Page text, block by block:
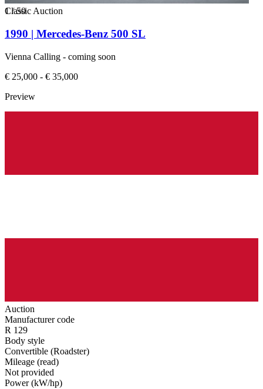
1/50
Classic Auction
1990 | Mercedes-Benz 500 SL
Vienna Calling - coming soon
€ 25,000 - € 35,000
Preview
Auction
Manufacturer code
R 129
Body style
Convertible (Roadster)
Mileage (read)
Not provided
Power (kW/hp)